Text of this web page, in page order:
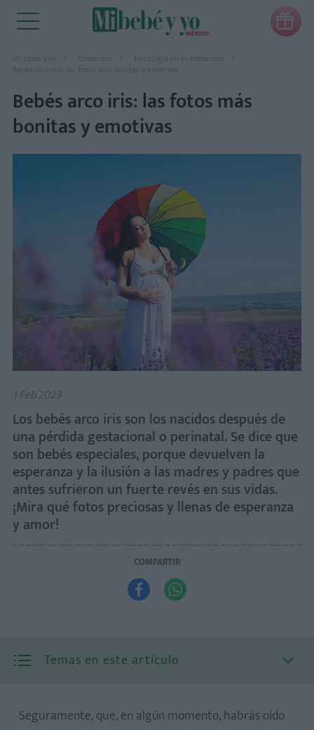

Mi bebé y yo Embarazo
Psicología en el embarazo
Bebés arco iris: las fotos más bonitas y emotivas
Bebés arco iris: las fotos más
bonitas y emotivas
1 Feb 2023
Los bebés arco iris son los nacidos después de
una pérdida gestacional o perinatal. Se dice que
son bebés especiales, porque devuelven la
esperanza y la ilusión a las madres y padres que
antes sufrieron un fuerte revés en sus vidas.
¡Mira qué fotos preciosas y llenas de esperanza
y amor!
COMPARTIR
 
Temas en este artículo
Seguramente, que, en algún momento, habrás oído